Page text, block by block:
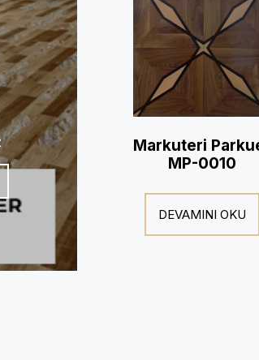
Markuteri
MP-0010
DEVAMINI OKU